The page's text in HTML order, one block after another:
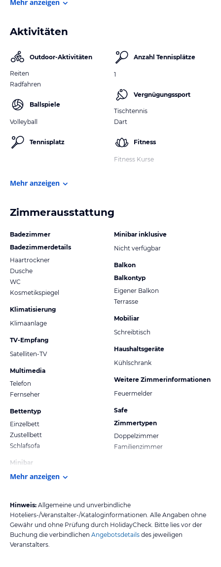
Mehr anzeigen
Aktivitäten
Outdoor-Aktivitäten
Reiten
Radfahren
Ballspiele
Volleyball
Tennisplatz
Anzahl Tennisplätze
1
Vergnügungssport
Tischtennis
Dart
Fitness
Fitness Kurse
Mehr anzeigen
Zimmerausstattung
Badezimmer
Badezimmerdetails
Haartrockner
Dusche
WC
Kosmetikspiegel
Klimatisierung
Klimaanlage
TV-Empfang
Satelliten-TV
Multimedia
Telefon
Fernseher
Bettentyp
Einzelbett
Zustellbett
Schlafsofa
Minibar
Minibar inklusive
Nicht verfügbar
Balkon
Balkontyp
Eigener Balkon
Terrasse
Mobiliar
Schreibtisch
Haushaltsgeräte
Kühlschrank
Weitere Zimmerinformationen
Feuermelder
Safe
Zimmertypen
Doppelzimmer
Familienzimmer
Mehr anzeigen
Hinweis: Allgemeine und unverbindliche
Hoteliers-/Veranstalter-/Kataloginformationen. Alle Angaben ohne
Gewähr und ohne Prüfung durch HolidayCheck. Bitte lies vor der
Buchung die verbindlichen Angebotsdetails des jeweiligen
Veranstalters.